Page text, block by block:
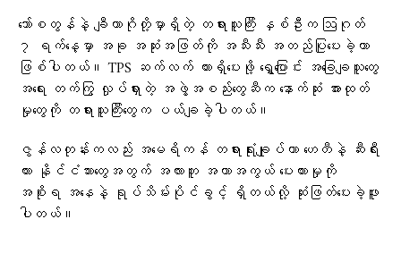
ဘော်စတွန်နဲ့ ချီကာဂိုတို့မှာရှိတဲ့ တရားသူကြီး နှစ်ဦးက ဩဂုတ်
၇ ရက်နေ့မှာ အခု အဆုံးအဖြတ်ကို အသီးသီး အတည်ပြုပေးခဲ့တာ
ဖြစ်ပါတယ်။ TPS ဆက်လက် ထားရှိပေးဖို့ ရွှေ့ပြောင်း အခြေချသူတွေ
အရေး တက်ကြွ လှုပ်ရှားတဲ့ အဖွဲ့အစည်းတွေဆီက နောက်ဆုံး အားထုတ်
မှုတွေကို တရားသူကြီးတွေက ပယ်ချခဲ့ပါတယ်။
ဇွန်လတုန်းကလည်း အမေရိကန် တရားရုံးချုပ်ဟာ ဟေတီနဲ့ ဆီးရီး
ယား နိုင်ငံသားတွေအတွက် အလားတူ အကာအကွယ် ပေးထားမှုကို
အစိုးရ အနေနဲ့ ရုပ်သိမ်းပိုင်ခွင့် ရှိတယ်လို့ ဆုံးဖြတ်ပေးခဲ့ဖူး
ပါတယ်။